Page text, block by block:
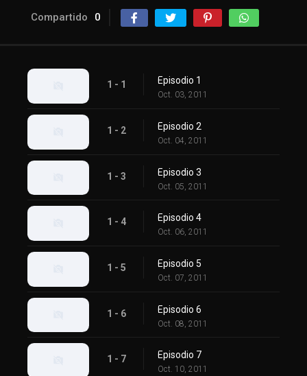
Compartido 0
1 - 1 Episodio 1
Oct. 03, 2011
1 - 2 Episodio 2
Oct. 04, 2011
1 - 3 Episodio 3
Oct. 05, 2011
1 - 4 Episodio 4
Oct. 06, 2011
1 - 5 Episodio 5
Oct. 07, 2011
1 - 6 Episodio 6
Oct. 08, 2011
1 - 7 Episodio 7
Oct. 10, 2011